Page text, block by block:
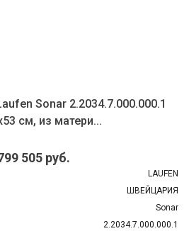
Sonar 2.2034.7.000.000.1
см, из матери...
505 руб.
LAUFEN
ШВЕЙЦАРИЯ
Sonar
2.2034.7.000.000.1